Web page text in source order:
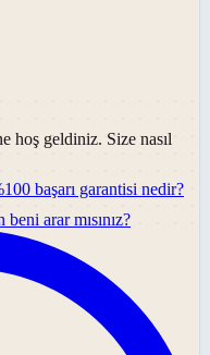
hoş geldiniz. Size nasıl
başarı garantisi nedir?
arar mısınız?